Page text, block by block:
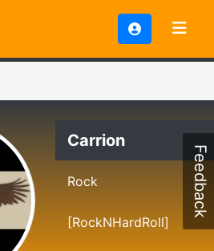
Carrion
Rock
[RockNHardRoll]
Feedback